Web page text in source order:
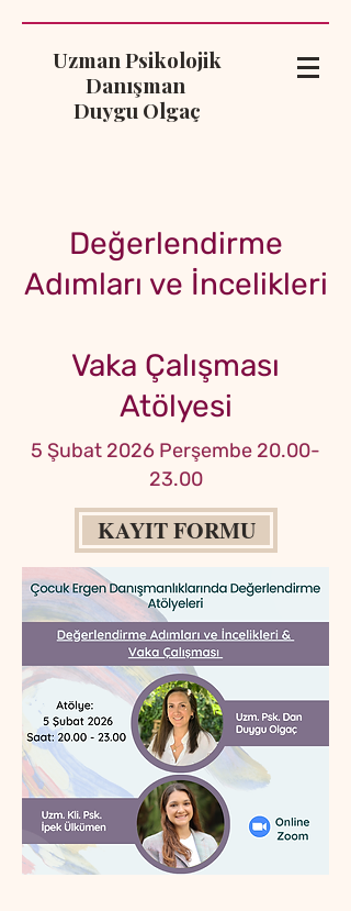
Uzman Psikolojik
Danışman
Duygu Olgaç
Değerlendirme
Adımları ve İncelikleri
Vaka Çalışması
Atölyesi
5 Şubat 2026 Perşembe 20.00-
23.00
KAYIT FORMU